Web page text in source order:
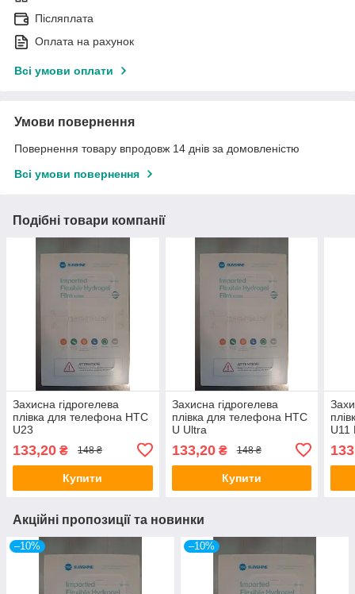
Післяплата
Оплата на рахунок
Всі умови оплати
Умови повернення
Повернення товару впродовж 14 днів за домовленістю
Всі умови повернення
Подібні товари компанії
Захисна гідрогелева
плівка для телефона HTC
U23
133,20 ₴ 148 ₴
Купити
Захисна гідрогелева
плівка для телефона HTC
U Ultra
133,20₴ 148 ₴
Купити
U11
Акційні пропозиції та новинки
–10% –10%